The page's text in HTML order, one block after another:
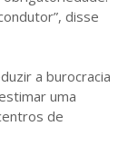
disse
a burocracia
uma
de